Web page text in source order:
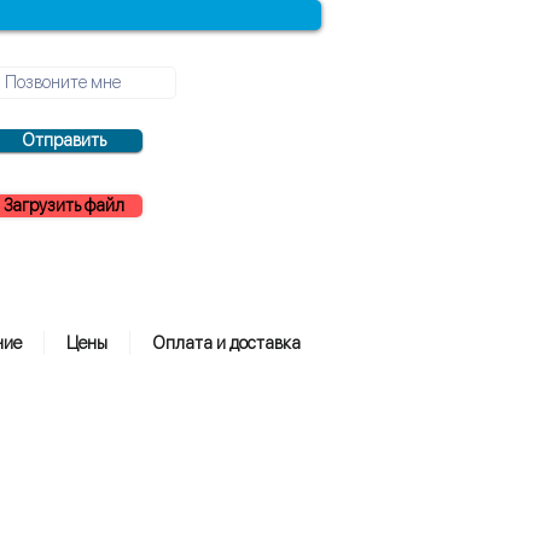
Отправить
Загрузить файл
Цены Оплата и доставка